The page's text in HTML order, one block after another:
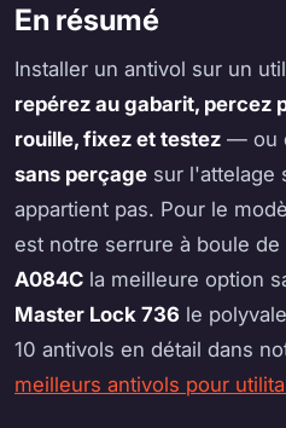
En résumé
Installer un antivol sur un
repérez au gabarit, percez
rouille, fixez et testez — ou
sans perçage sur l'attelage
appartient pas. Pour le
est notre serrure à boule
A084C la meilleure option
Master Lock 736 le
10 antivols en détail dans
meilleurs antivols pour